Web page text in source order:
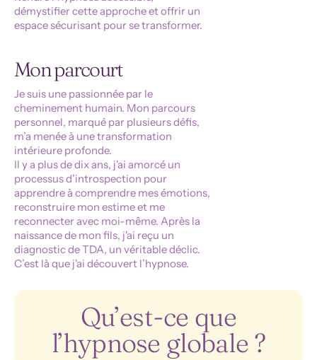
démystifier cette approche et offrir un
espace sécurisant pour se transformer.
Mon parcourt
Je suis une passionnée par le
cheminement humain. Mon parcours
personnel, marqué par plusieurs défis,
m’a menée à une transformation
intérieure profonde.
Il y a plus de dix ans, j'ai amorcé un
processus d’introspection pour
apprendre à comprendre mes émotions,
reconstruire mon estime et me
reconnecter avec moi-même. Après la
naissance de mon fils, j'ai reçu un
diagnostic de TDA, un véritable déclic.
C’est là que j'ai découvert l’hypnose.
Qu’est-ce que
l’hypnose globale ?